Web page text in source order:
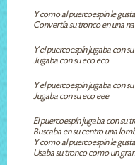
Y como al puercoespín le
Convertía su tronco en una
Y el puercoespín jugaba con
Jugaba con su eco eco
Y el puercoespín jugaba con
Jugaba con su eco eee
El puercoespín jugaba con su
Buscaba en su centro una
Y como al puercoespín le
Usaba su tronco como un